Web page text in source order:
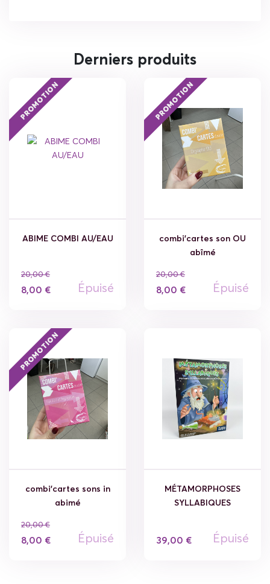
Derniers produits
PROMOTION
ABIME COMBI AU/EAU
20,00 €
8,00 € Épuisé
PROMOTION
combi'cartes son OU
abîmé
20,00 €
8,00 € Épuisé
PROMOTION
combi'cartes sons in
abimé
20,00 €
8,00 € Épuisé
MÉTAMORPHOSES
SYLLABIQUES
39,00 € Épuisé